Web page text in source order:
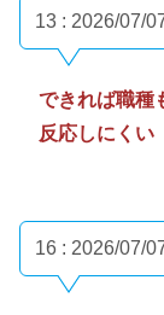
13 : 2026/07/
できれば職種
反応しにくい
16 : 2026/07/